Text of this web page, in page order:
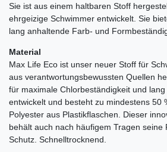
Sie ist aus einem haltbaren Stoff
ehrgeizige Schwimmer entwickelt. Sie
lang anhaltende Farb- und
Material
Max Life Eco ist unser neuer Stoff für
aus verantwortungsbewussten Quellen
für maximale Chlorbeständigkeit und
entwickelt und besteht zu mindestens 50
Polyester aus Plastikflaschen. Dieser
behält auch nach häufigem Tragen seine
Schutz. Schnelltrocknend.